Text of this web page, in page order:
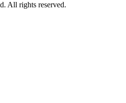
All rights reserved.